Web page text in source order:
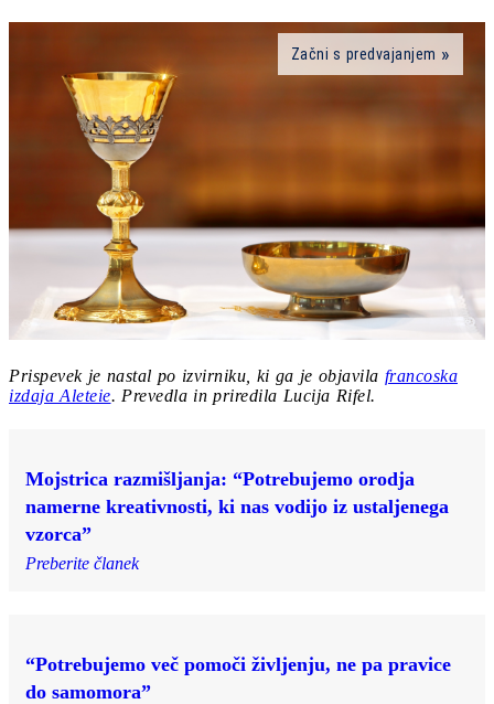
Začni s predvajanjem
Prispevek je nastal po izvirniku, ki ga je objavila francoska
izdaja Aleteie. Prevedla in priredila Lucija Rifel.
Mojstrica razmišljanja: “Potrebujemo orodja
namerne kreativnosti, ki nas vodijo iz ustaljenega
vzorca”
Preberite članek
“Potrebujemo več pomoči življenju, ne pa pravice
do samomora”